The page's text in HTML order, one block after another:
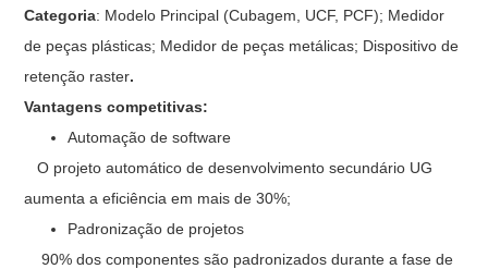
Categoria: Modelo Principal (Cubagem, UCF, PCF); Medidor
de peças plásticas; Medidor de peças metálicas; Dispositivo de
retenção raster.
Vantagens competitivas:
Automação de software
O projeto automático de desenvolvimento secundário UG
aumenta a eficiência em mais de 30%;
Padronização de projetos
90% dos componentes são padronizados durante a fase de